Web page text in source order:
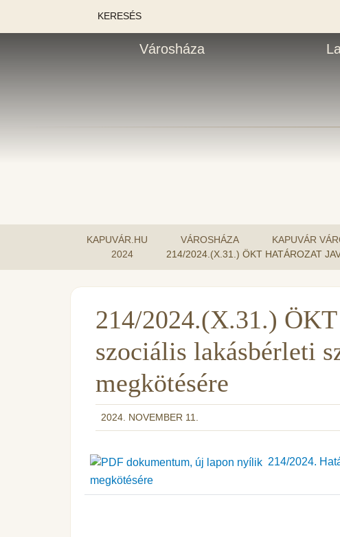
KERESÉS
Városháza
KAPUVÁR.HU VÁROSHÁZA KAPUVÁR
2024
214/2024.(X.31.) ÖKT HATÁROZAT
214/2024.(X.31.)
szociális lakásbérleti
megkötésére
2024. NOVEMBER 11.
214/2024.
megkötésére